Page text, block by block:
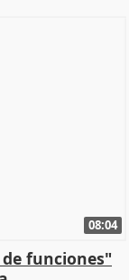
08:04
funciones"